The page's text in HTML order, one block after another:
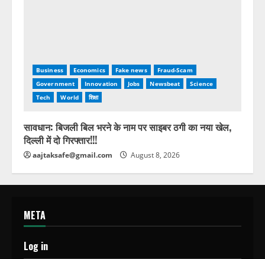
Business Economics Fake news
Fraud-Scam
Government
Innovation Jobs Newsbeat
Science
Tech
World शिक्षा
सावधान: बिजली बिल भरने के नाम पर साइबर ठगी का नया खेल,
दिल्ली में दो गिरफ्तार!!!
aajtaksafe@gmail.com August 8, 2026
META
Log in